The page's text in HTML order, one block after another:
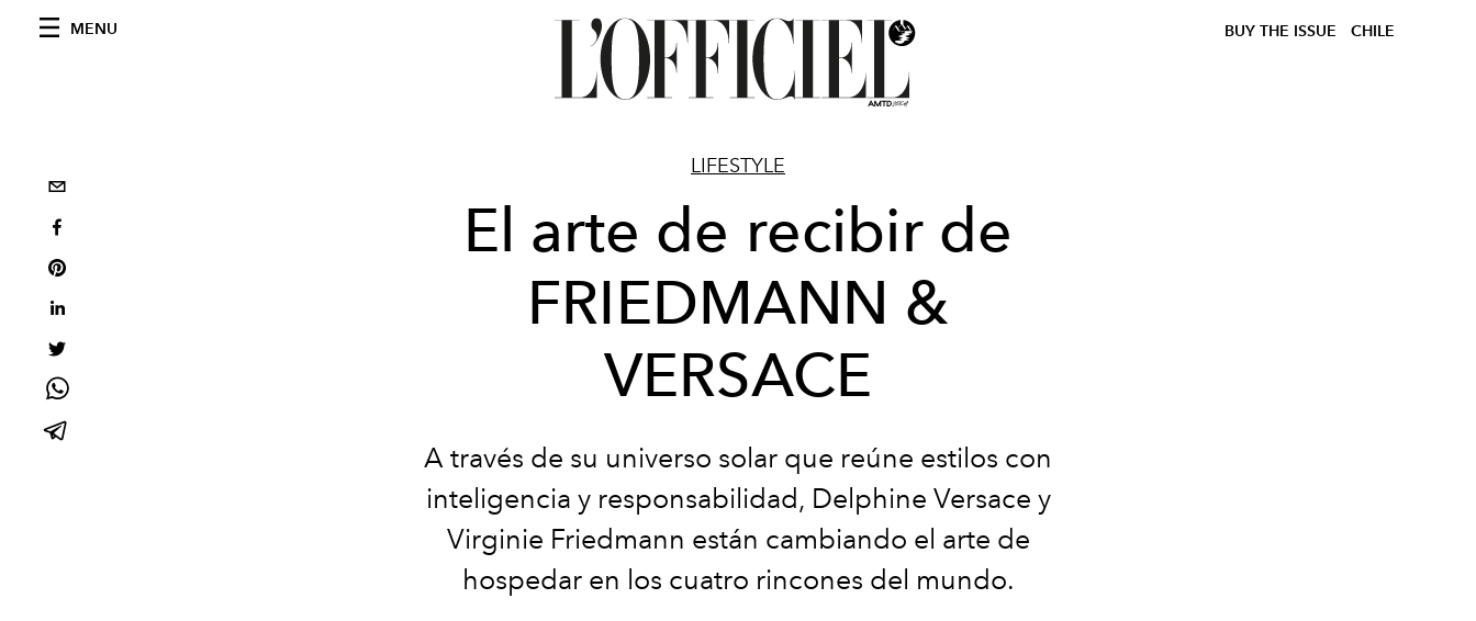
MENU BUY THE ISSUE CHILE
LIFESTYLE
El arte de recibir de
FRIEDMANN &
VERSACE
A través de su universo solar que reúne estilos con
inteligencia y responsabilidad, Delphine Versace y
Virginie Friedmann están cambiando el arte de
hospedar en los cuatro rincones del mundo.